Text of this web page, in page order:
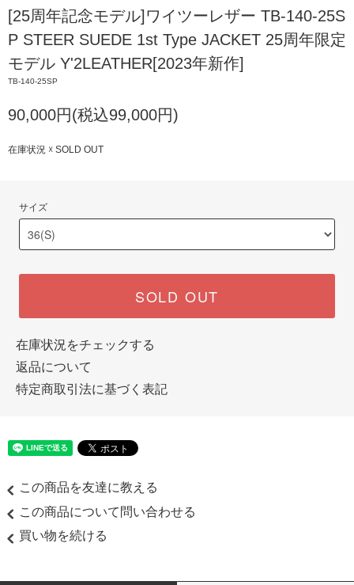
[25周年記念モデル]ワイツーレザー TB-140-25S
P STEER SUEDE 1st Type JACKET 25周年限定
モデル Y'2LEATHER[2023年新作]
TB-140-25SP
90,000円(税込99,000円)
在庫状況 ☓ SOLD OUT
サイズ
SOLD OUT
在庫状況をチェックする
返品について
特定商取引法に基づく表記
この商品を友達に教える
この商品について問い合わせる
買い物を続ける